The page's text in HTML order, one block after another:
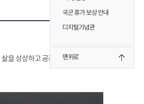
국군 휴가 보상 안내
디지털기념관
맨위로
을 상상하고 공감해 보세요.